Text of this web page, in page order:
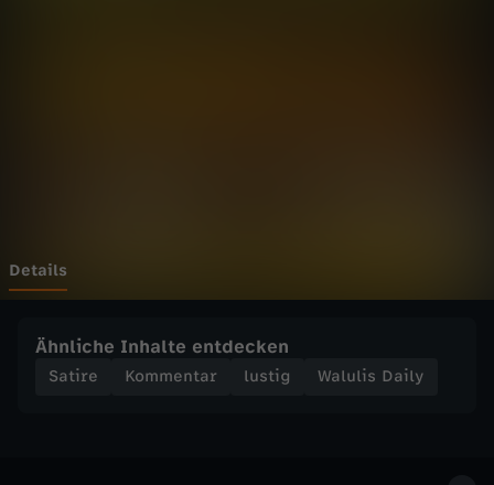
-
D
a
Details
Ähnliche Inhalte entdecken
Satire Kommentar lustig Walulis Daily